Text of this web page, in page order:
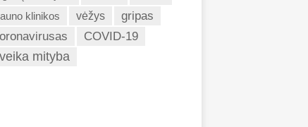
klinikos vėžys
gripas
COVID-19
mityba